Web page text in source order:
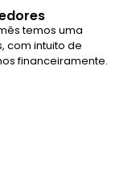
temos uma
com intuito de
financeiramente.